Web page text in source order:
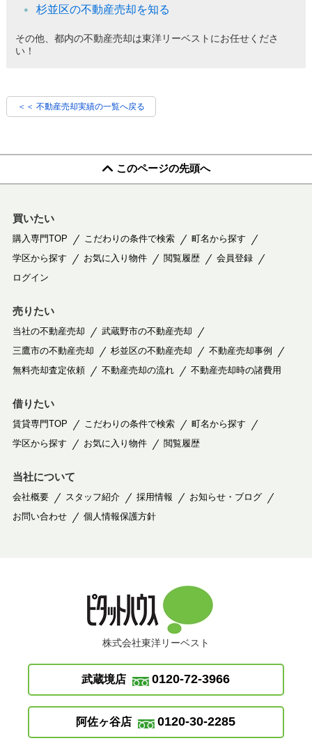
杉並区の不動産売却を知る
その他、都内の不動産売却は東洋リーベストにお任せくださ
い！
＜＜ 不動産売却実績の一覧へ戻る
このページの先頭へ
買いたい
購入専門TOP こだわりの条件で検索
町名から探す
学区から探す
お気に入り物件 閲覧履歴
会員登録
ログイン
売りたい
当社の不動産売却
武蔵野市の不動産売却
三鷹市の不動産売却
杉並区の不動産売却
不動産売却事例
無料売却査定依頼
不動産売却の流れ 不動産売却時の諸費用
借りたい
賃貸専門TOP こだわりの条件で検索
町名から探す
学区から探す
お気に入り物件 閲覧履歴
当社について
会社概要 スタッフ紹介 採用情報
お知らせ・ブログ
お問い合わせ
個人情報保護方針
株式会社東洋リーベスト
武蔵境店 0120-72-3966
阿佐ヶ谷店 0120-30-2285